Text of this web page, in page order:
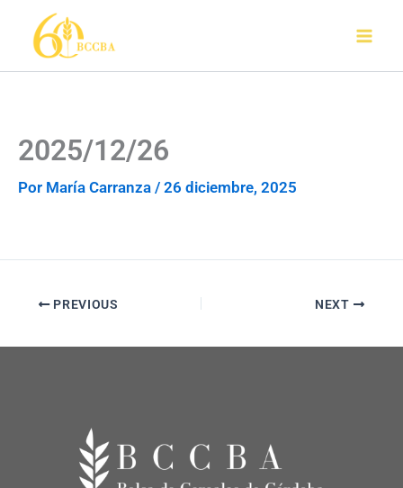
contenido
2025/12/26
Por María Carranza / 26 diciembre, 2025
PREVIOUS NEXT